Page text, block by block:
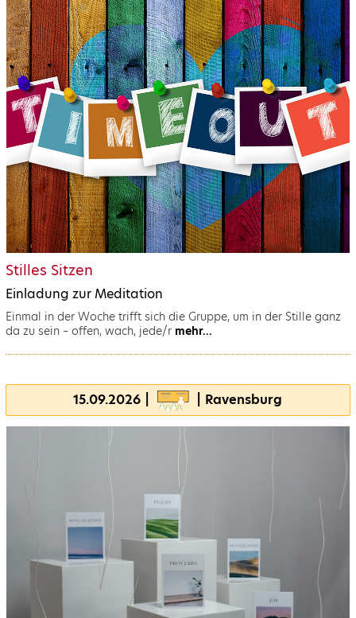
Stilles Sitzen
Einladung zur Meditation
Einmal in der Woche trifft sich die Gruppe, um in der Stille ganz
da zu sein – offen, wach, jede/rmehr...
15.09.2026 | | Ravensburg